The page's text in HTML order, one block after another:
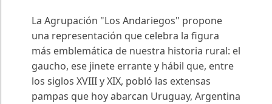
La Agrupación "Los Andariegos" propone
una representación que celebra la figura
más emblemática de nuestra historia rural: el
gaucho, ese jinete errante y hábil que, entre
los siglos XVIII y XIX, pobló las extensas
pampas que hoy abarcan Uruguay, Argentina